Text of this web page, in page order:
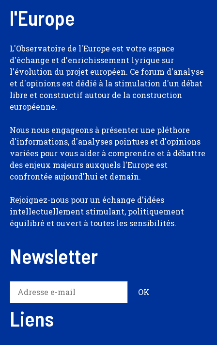
l'Europe
L'Observatoire de l'Europe est votre espace
d'échange et d'enrichissement lyrique sur
l'évolution du projet européen. Ce forum d'analyse
et d'opinions est dédié à la stimulation d'un débat
libre et constructif autour de la construction
européenne.
Nous nous engageons à présenter une pléthore
d'informations, d'analyses pointues et d'opinions
variées pour vous aider à comprendre et à débattre
des enjeux majeurs auxquels l'Europe est
confrontée aujourd'hui et demain.
Rejoignez-nous pour un échange d'idées
intellectuellement stimulant, politiquement
équilibré et ouvert à toutes les sensibilités.
Newsletter
Liens